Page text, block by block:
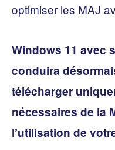
optimiser les MAJ
Windows 11 avec
conduira
télécharger
nécessaires de la
l’utilisation de